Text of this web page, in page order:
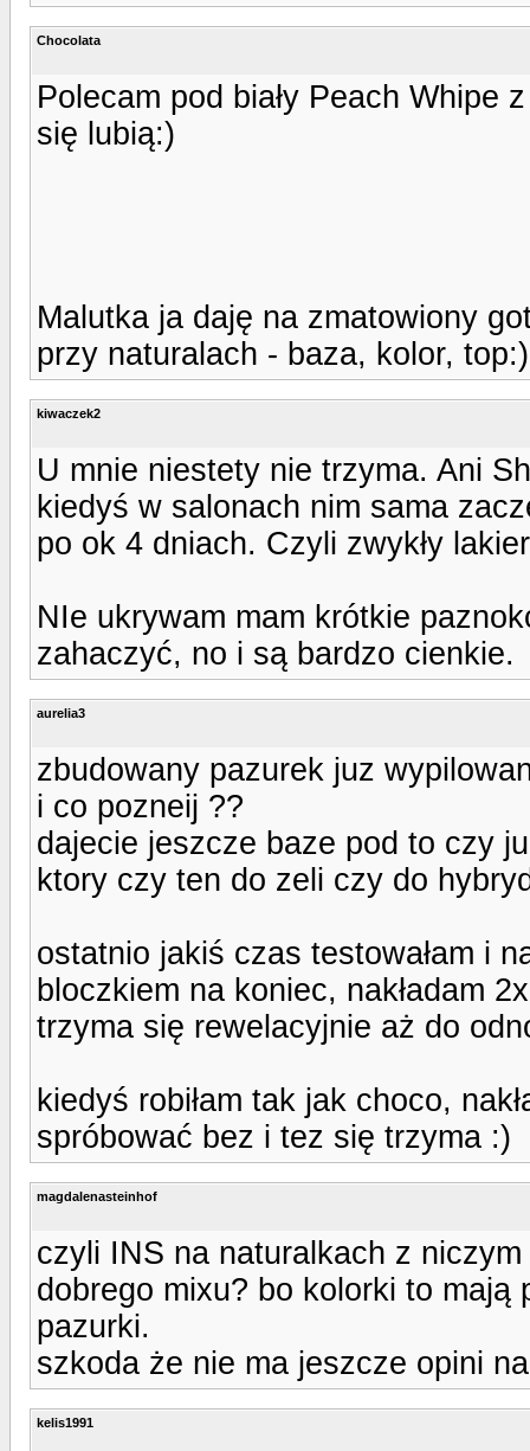
Chocolata
Polecam pod biały Peach Whipe
się lubią:)
Malutka ja daję na zmatowiony
przy naturalach - baza, kolor, top:)
kiwaczek2
U mnie niestety nie trzyma. Ani
kiedyś w salonach nim sama
po ok 4 dniach. Czyli zwykły
NIe ukrywam mam krótkie
zahaczyć, no i są bardzo cienkie.
aurelia3
zbudowany pazurek juz
i co pozneij ??
dajecie jeszcze baze pod to czy
ktory czy ten do zeli czy do
ostatnio jakiś czas testowałam i
bloczkiem na koniec, nakładam
trzyma się rewelacyjnie aż do
kiedyś robiłam tak jak choco,
spróbować bez i tez się trzyma :)
magdalenasteinhof
czyli INS na naturalkach z
dobrego mixu? bo kolorki to
pazurki.
szkoda że nie ma jeszcze opini
kelis1991